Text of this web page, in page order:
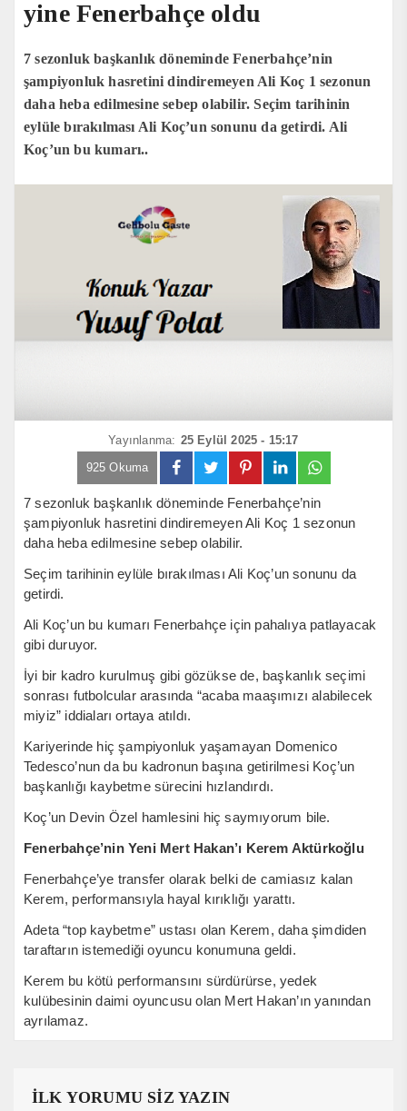
yine Fenerbahçe oldu
7 sezonluk başkanlık döneminde Fenerbahçe’nin
şampiyonluk hasretini dindiremeyen Ali Koç 1 sezonun
daha heba edilmesine sebep olabilir. Seçim tarihinin
eylüle bırakılması Ali Koç’un sonunu da getirdi. Ali
Koç’un bu kumarı..
Yayınlanma: 25 Eylül 2025 - 15:17
925 Okuma
7 sezonluk başkanlık döneminde Fenerbahçe’nin
şampiyonluk hasretini dindiremeyen Ali Koç 1 sezonun
daha heba edilmesine sebep olabilir.
Seçim tarihinin eylüle bırakılması Ali Koç’un sonunu da
getirdi.
Ali Koç’un bu kumarı Fenerbahçe için pahalıya patlayacak
gibi duruyor.
İyi bir kadro kurulmuş gibi gözükse de, başkanlık seçimi
sonrası futbolcular arasında “acaba maaşımızı alabilecek
miyiz” iddiaları ortaya atıldı.
Kariyerinde hiç şampiyonluk yaşamayan Domenico
Tedesco’nun da bu kadronun başına getirilmesi Koç’un
başkanlığı kaybetme sürecini hızlandırdı.
Koç’un Devin Özel hamlesini hiç saymıyorum bile.
Fenerbahçe’nin Yeni Mert Hakan’ı Kerem Aktürkoğlu
Fenerbahçe’ye transfer olarak belki de camiasız kalan
Kerem, performansıyla hayal kırıklığı yarattı.
Adeta “top kaybetme” ustası olan Kerem, daha şimdiden
taraftarın istemediği oyuncu konumuna geldi.
Kerem bu kötü performansını sürdürürse, yedek
kulübesinin daimi oyuncusu olan Mert Hakan’ın yanından
ayrılamaz.
İLK YORUMU SİZ YAZIN